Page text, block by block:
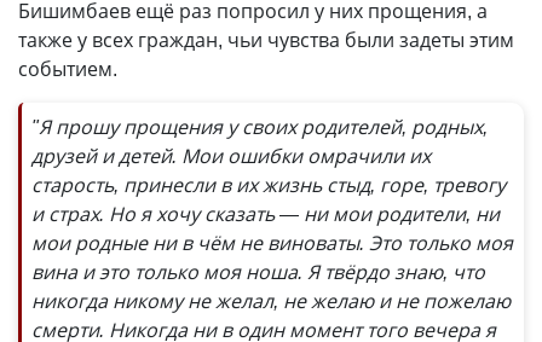
Бишимбаев ещё раз попросил у них прощения, а
также у всех граждан, чьи чувства были задеты этим
событием.
"Я прошу прощения у своих родителей, родных,
друзей и детей. Мои ошибки омрачили их
старость, принесли в их жизнь стыд, горе, тревогу
и страх. Но я хочу сказать— ни мои родители, ни
мои родные ни в чём не виноваты. Это только моя
вина и это только моя ноша. Я твёрдо знаю, что
никогда никому не желал, не желаю и не пожелаю
смерти. Никогда ни в один момент того вечера я